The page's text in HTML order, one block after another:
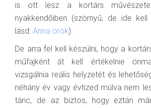
is ott lesz a kortárs
nyakkendőiben (szörnyű, de ide kell
lásd: Anna örök).
De arra fel kell készülni, hogy a
műfajként át kell értékelnie
vizsgálnia reális helyzetét és
néhány év vagy évtized múlva nem
tánc, de az biztos, hogy eztán